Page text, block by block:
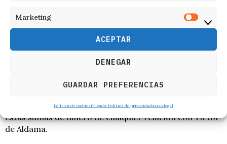
Marketing
ACEPTAR
DENEGAR
GUARDAR PREFERENCIAS
Política de cookiesPrivado: Política de privacidadAviso legal
El antiguo colaborador de Ábalos ha justificado el
origen de este efectivo atribuyéndolo a tres fuentes
distintas: devoluciones de gastos efectuadas por el
PSOE, intercambios solicitados por agentes de la
Guardia Civil y cobros en metálico de arrendamientos
En su declaración, García ha sido tajante al desvincular
estas sumas de dinero de cualquier relación con Víctor
de Aldama.